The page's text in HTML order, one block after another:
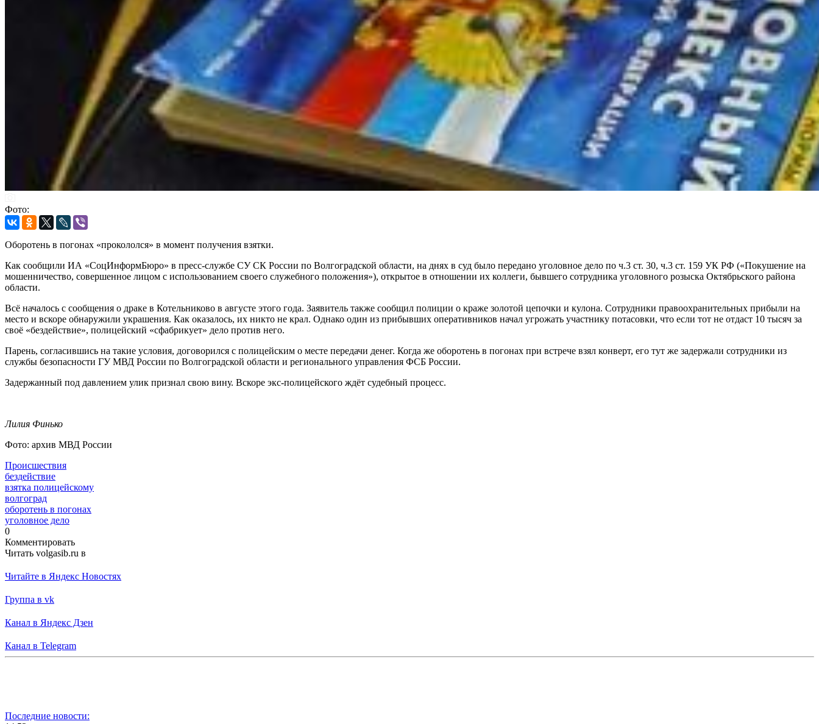
Фото:
Оборотень в погонах «прокололся» в момент получения взятки.
Как сообщили ИА «СоцИнформБюро» в пресс-службе СУ СК России по Волгоградской области, на днях в суд было передано уголовное дело по ч.3 ст. 30, ч.3 ст. 159 УК РФ («Покушение на
мошенничество, совершенное лицом с использованием своего служебного положения»), открытое в отношении их коллеги, бывшего сотрудника уголовного розыска Октябрьского района
области.
Всё началось с сообщения о драке в Котельниково в августе этого года. Заявитель также сообщил полиции о краже золотой цепочки и кулона. Сотрудники правоохранительных прибыли на
место и вскоре обнаружили украшения. Как оказалось, их никто не крал. Однако один из прибывших оперативников начал угрожать участнику потасовки, что если тот не отдаст 10 тысяч за
своё «бездействие», полицейский «сфабрикует» дело против него.
Парень, согласившись на такие условия, договорился с полицейским о месте передачи денег. Когда же оборотень в погонах при встрече взял конверт, его тут же задержали сотрудники из
службы безопасности ГУ МВД России по Волгоградской области и регионального управления ФСБ России.
Задержанный под давлением улик признал свою вину. Вскоре экс-полицейского ждёт судебный процесс.
Лилия Финько
Фото: архив МВД России
Происшествия
бездействие
взятка полицейскому
волгоград
оборотень в погонах
уголовное дело
0
Комментировать
Читать volgasib.ru в
Читайте в Яндекс Новостях
Группа в vk
Канал в Яндекс Дзен
Канал в Telegram
Последние новости: